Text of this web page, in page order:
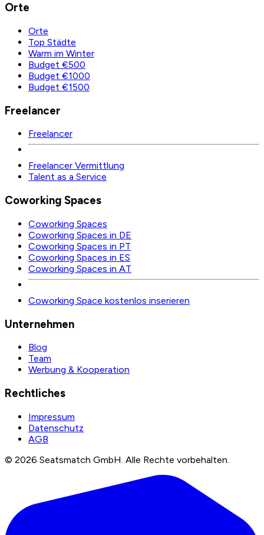
Orte
Orte
Top Städte
Warm im Winter
Budget €500
Budget €1000
Budget €1500
Freelancer
Freelancer
Freelancer Vermittlung
Talent as a Service
Coworking Spaces
Coworking Spaces
Coworking Spaces in DE
Coworking Spaces in PT
Coworking Spaces in ES
Coworking Spaces in AT
Coworking Space kostenlos inserieren
Unternehmen
Blog
Team
Werbung & Kooperation
Rechtliches
Impressum
Datenschutz
AGB
© 2026 Seatsmatch GmbH. Alle Rechte vorbehalten.